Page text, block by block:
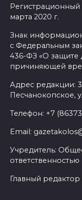
06 августа
06 августа
более
06 августа
марта 2020 г.
Знак
с Федеральным
436-ФЗ «О защите
причиняющей
Адрес редакции:
Песчанокопское,
Телефон: +7
Email:
Учредитель:
Главный